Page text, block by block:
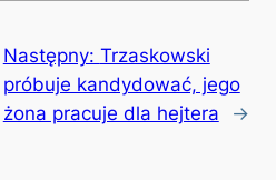
Następny: Trzaskowski
próbuje kandydować, jego
żona pracuje dla hejtera
→